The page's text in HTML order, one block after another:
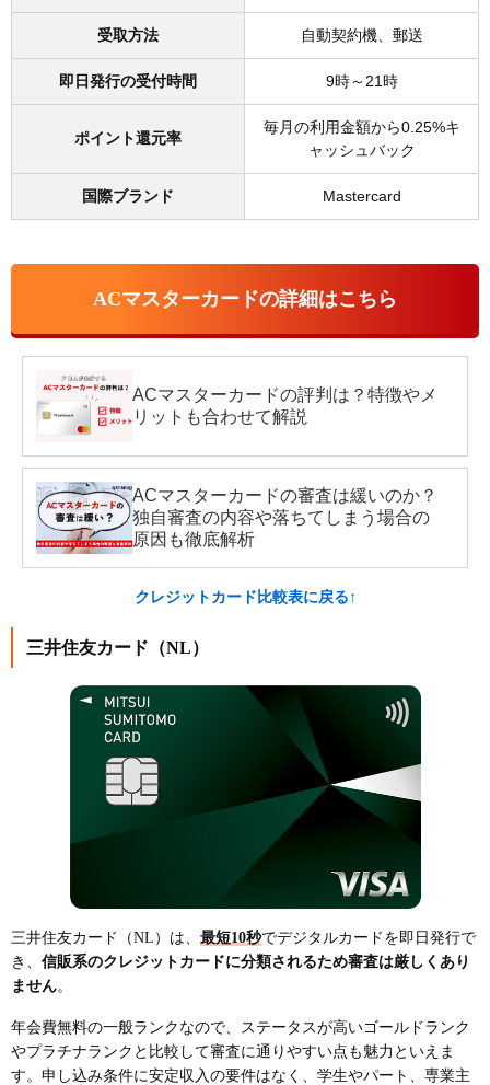
受取方法 自動契約機、郵送
即日発行の受付時間 9時～21時
ポイント還元率
毎月の利用金額から0.25%キ
ャッシュバック
国際ブランド Mastercard
ACマスターカードの詳細はこちら
ACマスターカードの評判は？特徴やメ
リットも合わせて解説
ACマスターカードの審査は緩いのか？
独自審査の内容や落ちてしまう場合の
原因も徹底解析
クレジットカード比較表に戻る↑
三井住友カード（NL）
三井住友カード（NL）は、 最短10秒でデジタルカードを即日発行で
き、 信販系のクレジットカードに分類されるため審査は厳しくあり
ません。
年会費無料の一般ランクなので、ステータスが高いゴールドランク
やプラチナランクと比較して審査に通りやすい点も魅力といえま
す。申し込み条件に安定収入の要件はなく、学生やパート、専業主